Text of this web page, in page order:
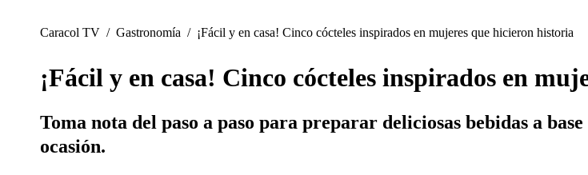
Caracol TV / Gastronomía / ¡Fácil y en casa! Cinco cócteles inspirados en mujeres que hicieron historia
¡Fácil y en casa! Cinco cócteles inspirados en
Toma nota del paso a paso para preparar deliciosas bebidas a
ocasión.